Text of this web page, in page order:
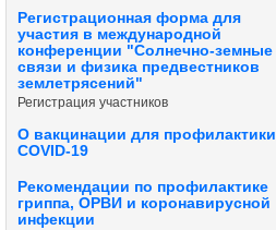
Регистрационная форма для
участия в международной
конференции "Солнечно-земные
связи и физика предвестников
землетрясений"
Регистрация участников
О вакцинации для профилактики
COVID-19
Рекомендации по профилактике
гриппа, ОРВИ и коронавирусной
инфекции